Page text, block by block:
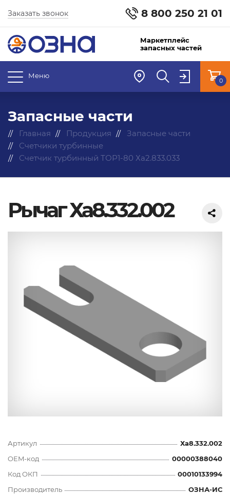
8 800 250 21 01
Заказать звонок
Маркетплейс
запасных частей
Меню
0
Запасные части
Главная Продукция
Запасные части
Счетчики турбинные
Счетчик турбинный ТОР1-80 Ха2.833.033
Рычаг Ха8.332.002
Артикул
Ха8.332.002
OEM-код
00000388040
Код ОКП
00010133994
Производитель
ОЗНА-ИС